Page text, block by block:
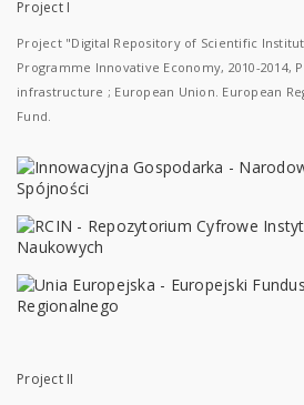
Project I
Project "Digital Repository of Scientific
Programme Innovative Economy, 2010-2014,
infrastructure ; European Union. European
Fund.
Project II